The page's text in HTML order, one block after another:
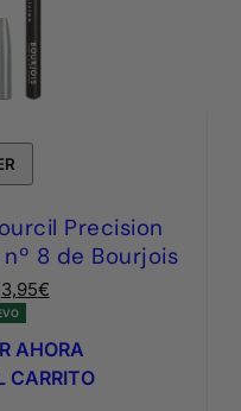
Precision
8 de Bourjois
El
precio
original
era:
6,95€.
3,95€El
actual
es:
3,95€.
AHORA
CARRITO